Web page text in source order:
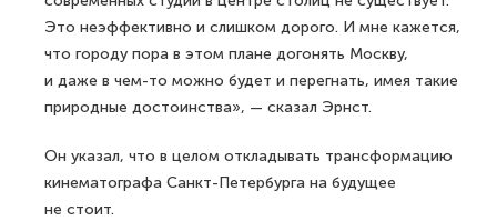
Это неэффективно и слишком дорого. И мне кажется,
что городу пора в этом плане догонять Москву,
и даже в чем-то можно будет и перегнать, имея такие
природные достоинства», — сказал Эрнст.
Он указал, что в целом откладывать трансформацию
кинематографа Санкт-Петербурга на будущее
не стоит.